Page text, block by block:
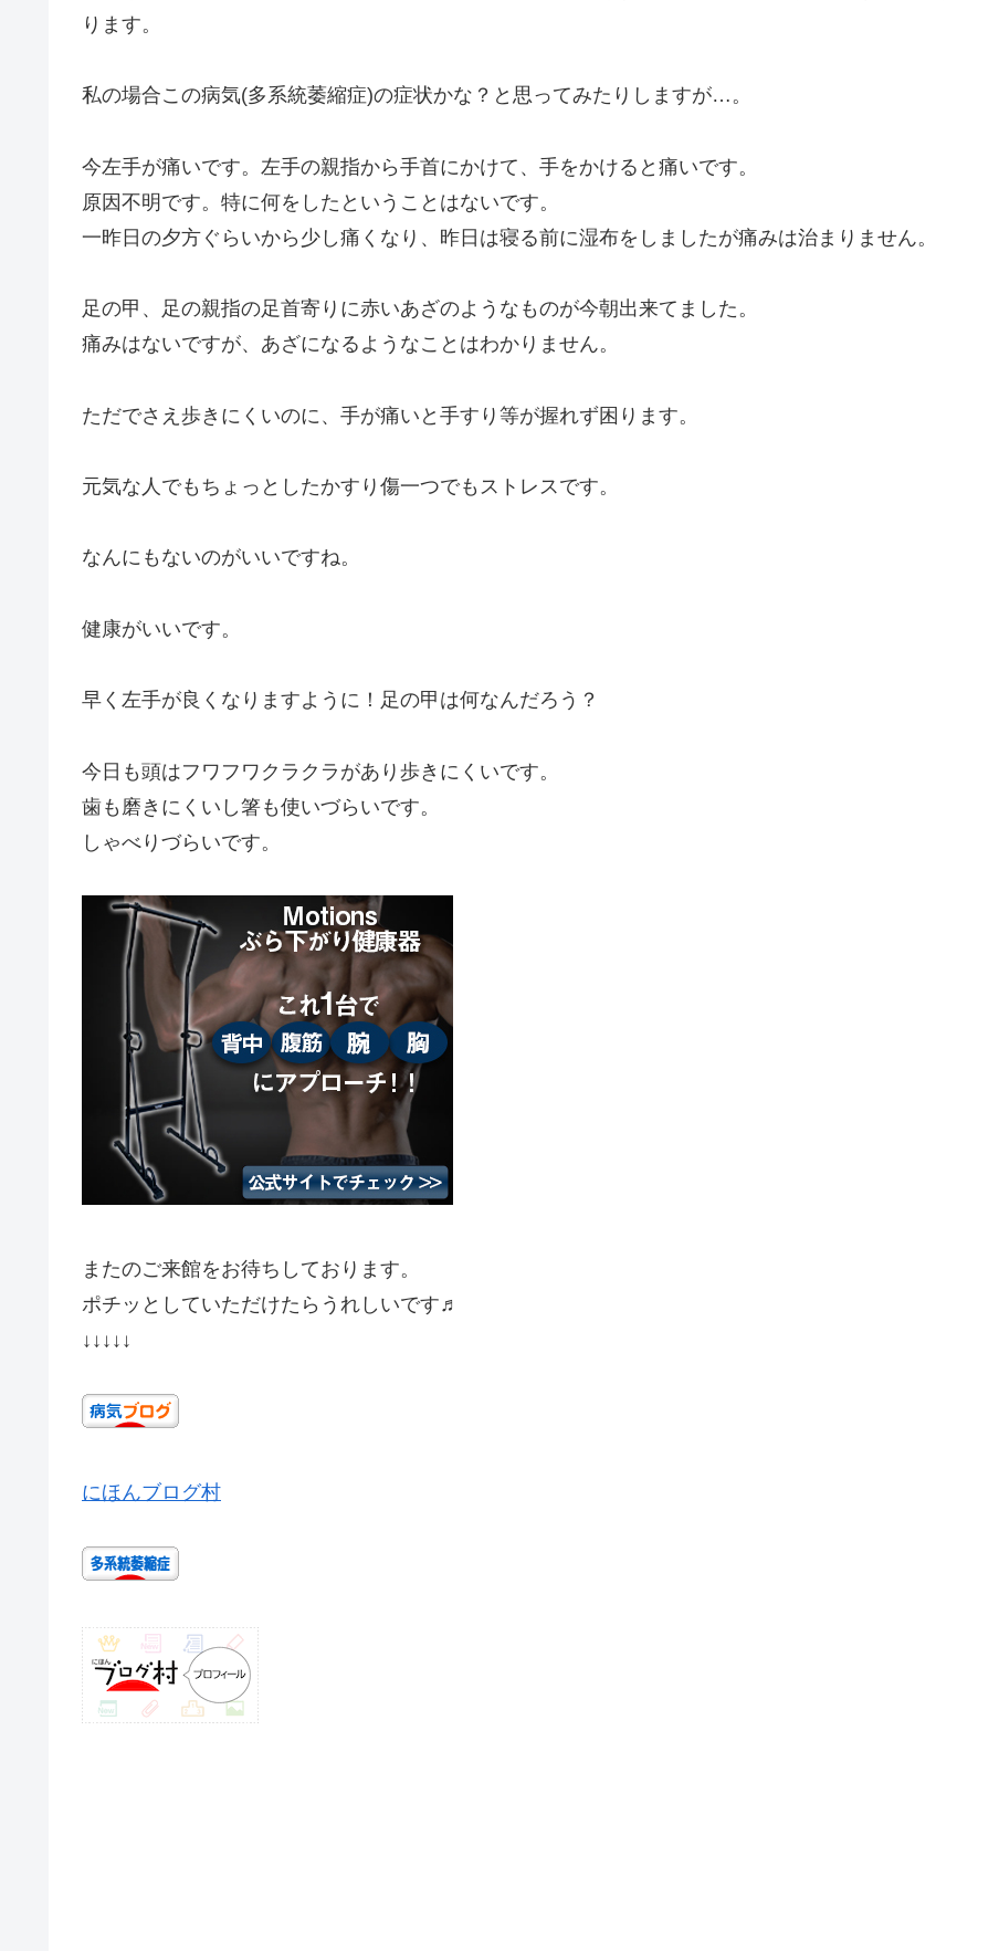
ります。
私の場合この病気(多系統萎縮症)の症状かな？と思ってみたりしますが…。
今左手が痛いです。左手の親指から手首にかけて、手をかけると痛いです。
原因不明です。特に何をしたということはないです。
一昨日の夕方ぐらいから少し痛くなり、昨日は寝る前に湿布をしましたが痛みは治まりません。
足の甲、足の親指の足首寄りに赤いあざのようなものが今朝出来てました。
痛みはないですが、あざになるようなことはわかりません。
ただでさえ歩きにくいのに、手が痛いと手すり等が握れず困ります。
元気な人でもちょっとしたかすり傷一つでもストレスです。
なんにもないのがいいですね。
健康がいいです。
早く左手が良くなりますように！足の甲は何なんだろう？
今日も頭はフワフワクラクラがあり歩きにくいです。
歯も磨きにくいし箸も使いづらいです。
しゃべりづらいです。
またのご来館をお待ちしております。
ポチッとしていただけたらうれしいです♬
↓↓↓↓↓
にほんブログ村